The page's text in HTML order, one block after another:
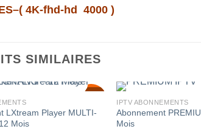
4K-fhd-hd 4000 )
SIMILAIRES
SALE!
LXtream Player MULTI-
Mois
IPTV ABONNEMENTS
Abonnement
Mois